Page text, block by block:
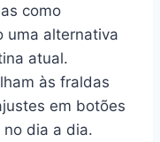
como
uma alternativa
atual.
às fraldas
em botões
dia a dia.